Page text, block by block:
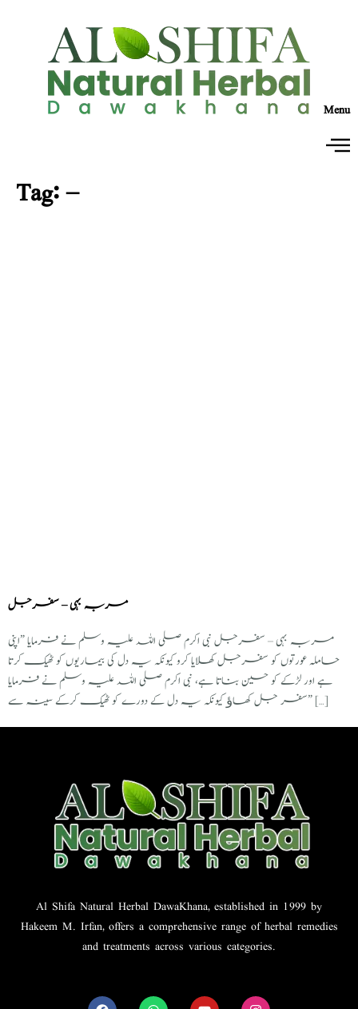
Menu
Tag:–
مربہ بہی – سفرجل
مربہ بہی – سفرجل نبی اکرم صلی اللہ علیہ وسلم نے فرمایا ”اپنی
حاملہ عورتوں کو سفرجل کھلایا کرو کیونکہ یہ دل کی بیماریوں کو ٹھیک کرتا
ہے اور لڑکے کو حسین بناتا ہے، نبی اکرم صلی اللہ علیہ وسلم نے فرمایا
”سفر جل کھاﺅ کیونکہ یہ دل کے دورے کو ٹھیک کرکے سینہ سے […]
Al Shifa Natural Herbal DawaKhana, established in 1999 by
Hakeem M. Irfan, offers a comprehensive range of herbal remedies
and treatments across various categories.